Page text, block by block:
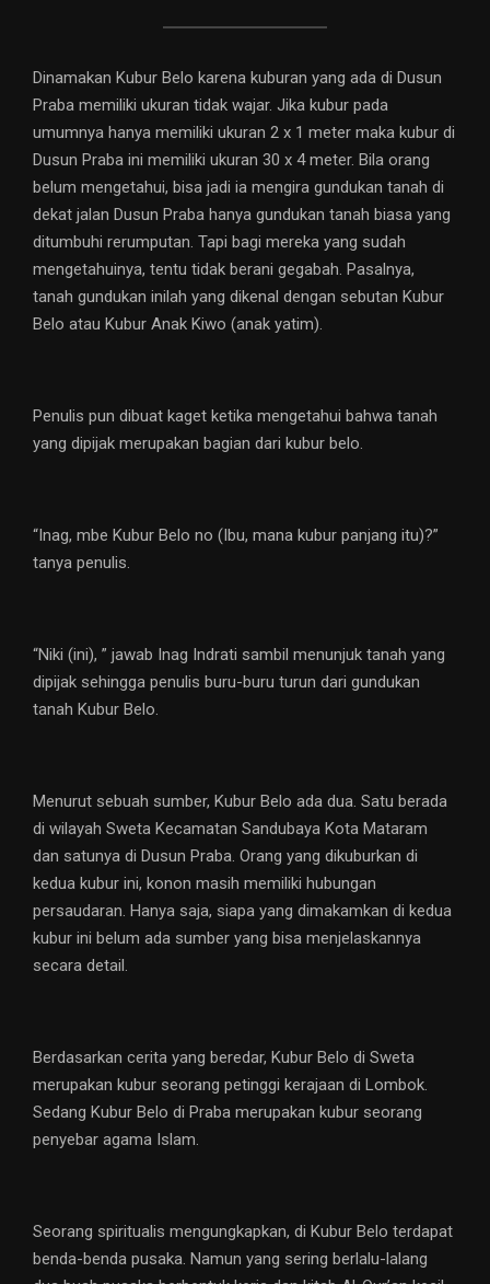
Dinamakan Kubur Belo karena kuburan yang ada di Dusun
Praba memiliki ukuran tidak wajar. Jika kubur pada
umumnya hanya memiliki ukuran 2 x 1 meter maka kubur di
Dusun Praba ini memiliki ukuran 30 x 4 meter. Bila orang
belum mengetahui, bisa jadi ia mengira gundukan tanah di
dekat jalan Dusun Praba hanya gundukan tanah biasa yang
ditumbuhi rerumputan. Tapi bagi mereka yang sudah
mengetahuinya, tentu tidak berani gegabah. Pasalnya,
tanah gundukan inilah yang dikenal dengan sebutan Kubur
Belo atau Kubur Anak Kiwo (anak yatim).
Penulis pun dibuat kaget ketika mengetahui bahwa tanah
yang dipijak merupakan bagian dari kubur belo.
“Inag, mbe Kubur Belo no (Ibu, mana kubur panjang itu)?”
tanya penulis.
“Niki (ini), ” jawab Inag Indrati sambil menunjuk tanah yang
dipijak sehingga penulis buru-buru turun dari gundukan
tanah Kubur Belo.
Menurut sebuah sumber, Kubur Belo ada dua. Satu berada
di wilayah Sweta Kecamatan Sandubaya Kota Mataram
dan satunya di Dusun Praba. Orang yang dikuburkan di
kedua kubur ini, konon masih memiliki hubungan
persaudaran. Hanya saja, siapa yang dimakamkan di kedua
kubur ini belum ada sumber yang bisa menjelaskannya
secara detail.
Berdasarkan cerita yang beredar, Kubur Belo di Sweta
merupakan kubur seorang petinggi kerajaan di Lombok.
Sedang Kubur Belo di Praba merupakan kubur seorang
penyebar agama Islam.
Seorang spiritualis mengungkapkan, di Kubur Belo terdapat
benda-benda pusaka. Namun yang sering berlalu-lalang